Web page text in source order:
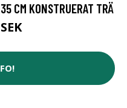
CM KONSTRUERAT TRÄ